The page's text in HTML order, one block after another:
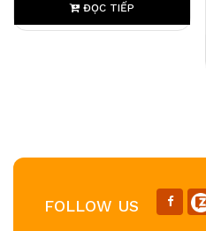
ĐỌC TIẾP
FOLLOW US